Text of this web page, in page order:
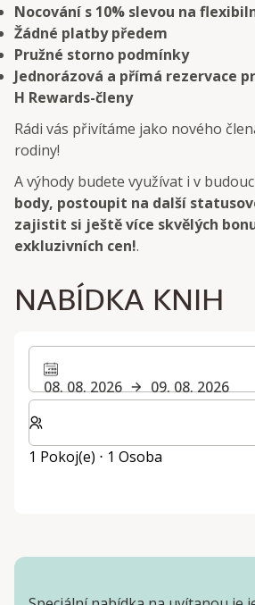
Nocování s 10% slevou na
Žádné platby předem
Pružné storno podmínky
Jednorázová a přímá rezervace
H Rewards-členy
Rádi vás přivítáme jako nového
rodiny!
A výhody budete využívat i v
body, postoupit na další
zajistit si ještě více skvělých
exkluzivních cen!.
NABÍDKA KNIH
08. 08. 2026
09. 08. 2026
Zvolte počet pokojů a hostů pro
1 Pokoj(e) ⋅ 1 Osoba